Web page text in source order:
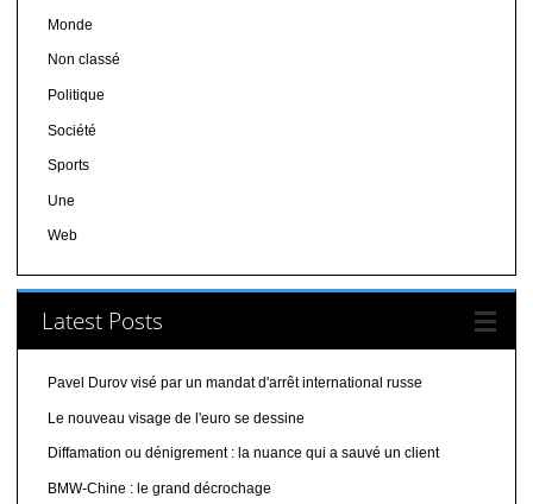
Monde
Non classé
Politique
Société
Sports
Une
Web
Latest Posts
Pavel Durov visé par un mandat d'arrêt international russe
Le nouveau visage de l'euro se dessine
Diffamation ou dénigrement : la nuance qui a sauvé un client
BMW-Chine : le grand décrochage